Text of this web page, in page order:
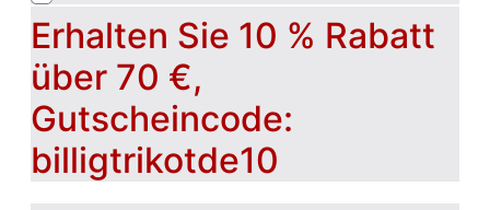
Erhalten Sie 10 % Rabatt
über 70 €,
Gutscheincode:
billigtrikotde10